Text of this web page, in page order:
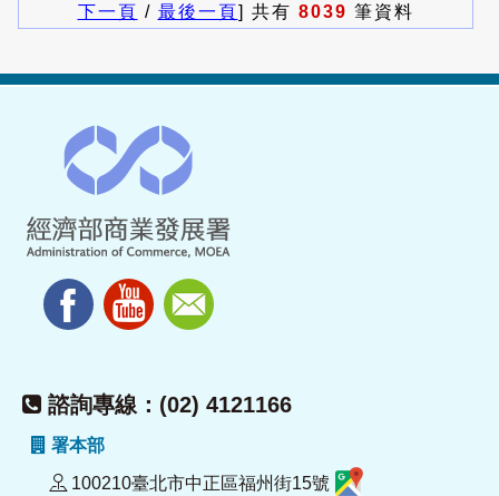
下一頁 / 最後一頁] 共有 8039 筆資料
諮詢專線：(02) 4121166
署本部
100210臺北市中正區福州街15號